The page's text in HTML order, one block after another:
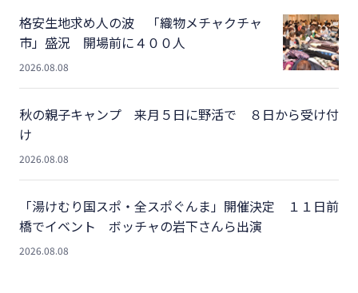
格安生地求め人の波 「織物メチャクチャ
市」盛況 開場前に４００人
2026.08.08
秋の親子キャンプ 来月５日に野活で ８日から受け付
け
2026.08.08
「湯けむり国スポ・全スポぐんま」開催決定 １１日前
橋でイベント ボッチャの岩下さんら出演
2026.08.08